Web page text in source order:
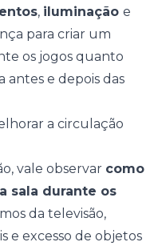
, iluminação e
para criar um
os jogos quanto
antes e depois das
a circulação
vale observar como
sala durante os
da televisão,
e excesso de objetos